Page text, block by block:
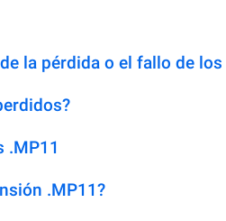
la pérdida o el fallo de
.MP11
.MP11?